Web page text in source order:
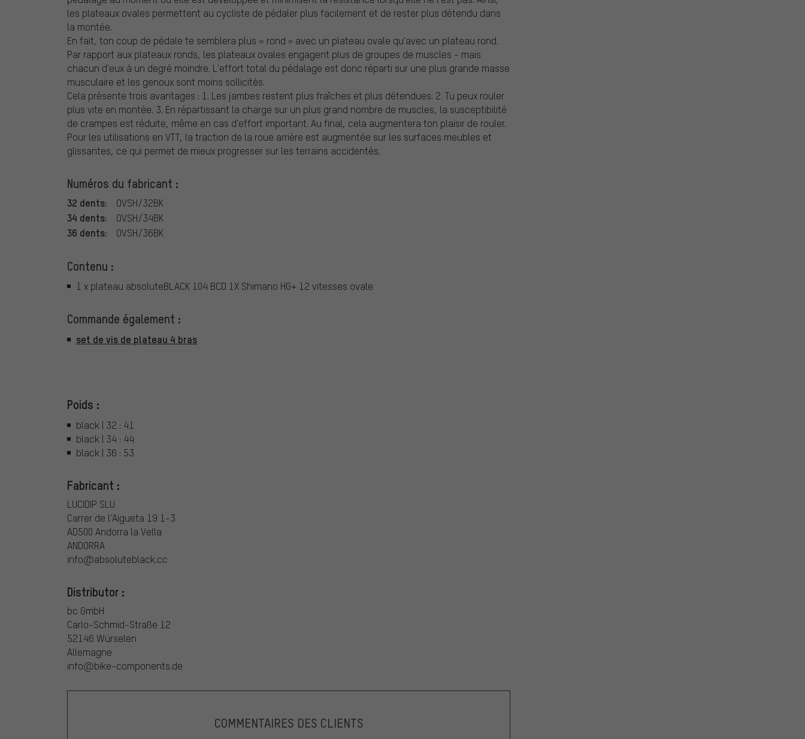
les plateaux ovales permettent au cycliste de pédaler plus facilement et de rester plus détendu dans
la montée.
En fait, ton coup de pédale te semblera plus « rond » avec un plateau ovale qu'avec un plateau rond.
Par rapport aux plateaux ronds, les plateaux ovales engagent plus de groupes de muscles - mais
chacun d'eux à un degré moindre. L'effort total du pédalage est donc réparti sur une plus grande masse
musculaire et les genoux sont moins sollicités.
Cela présente trois avantages : 1. Les jambes restent plus fraîches et plus détendues. 2. Tu peux rouler
plus vite en montée. 3. En répartissant la charge sur un plus grand nombre de muscles, la susceptibilité
de crampes est réduite, même en cas d'effort important. Au final, cela augmentera ton plaisir de rouler.
Pour les utilisations en VTT, la traction de la roue arrière est augmentée sur les surfaces meubles et
glissantes, ce qui permet de mieux progresser sur les terrains accidentés.
Numéros du fabricant :
32 dents: OVSH/32BK
34 dents: OVSH/34BK
36 dents: OVSH/36BK
Contenu :
1 x plateau absoluteBLACK 104 BCD 1X Shimano HG+ 12 vitesses ovale
Commande également :
set de vis de plateau 4 bras
Poids :
black | 32 : 41
black | 34 : 44
black | 36 : 53
Fabricant :
LUCIDIP SLU
Carrer de l’Aigueta 19 1-3
AD500 Andorra la Vella
ANDORRA
info@absoluteblack.cc
Distributor :
bc GmbH
Carlo-Schmid-Straße 12
52146 Würselen
Allemagne
info@bike-components.de
COMMENTAIRES DES CLIENTS